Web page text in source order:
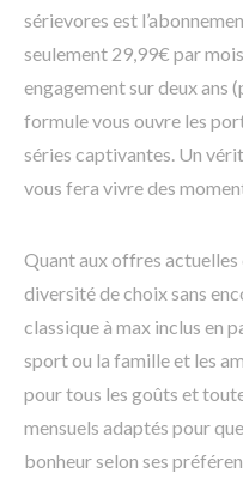
sérievores est
seulement 29,99€ par
engagement sur deux ans
formule vous ouvre les
séries captivantes. Un
vous fera vivre des
Quant aux offres
diversité de choix sans
classique à max inclus en
sport ou la famille et les
pour tous les goûts et
mensuels adaptés pour
bonheur selon ses